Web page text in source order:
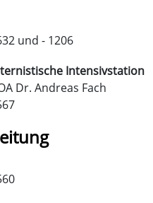
und - 1206
Intensivstation
Dr. Andreas Fach